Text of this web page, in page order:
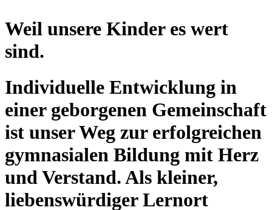
Weil unsere Kinder es wert
sind.
Individuelle Entwicklung in
einer geborgenen Gemeinschaft
ist unser Weg zur erfolgreichen
gymnasialen Bildung mit Herz
und Verstand. Als kleiner,
liebenswürdiger Lernort